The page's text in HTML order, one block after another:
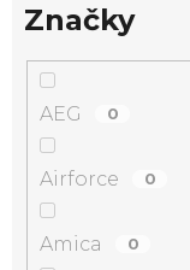
Značky
AEG 0
Airforce 0
Amica 0